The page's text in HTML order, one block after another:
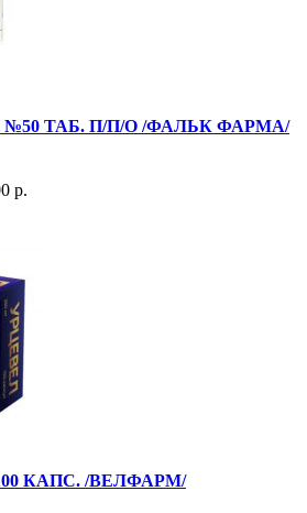
№50 ТАБ. П/П/О /ФАЛЬК ФАРМА/
р.
КАПС. /ВЕЛФАРМ/